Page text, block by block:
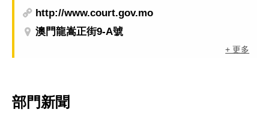
http://www.court.gov.mo
澳門龍嵩正街9-A號
+ 更多
部門新聞